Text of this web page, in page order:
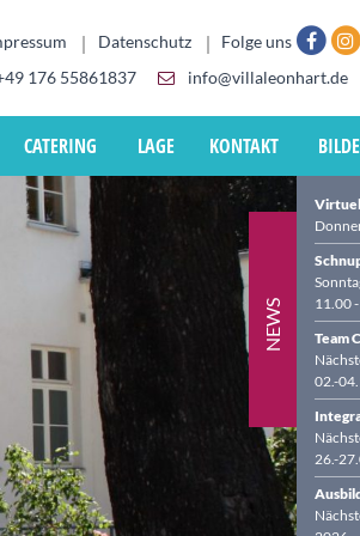
Datenschutz
Folge uns
176 55861837
info@villaleonhart.de
CATERING LAGE KONTAKT
NEWS
11.00
Team
02.-
26.-